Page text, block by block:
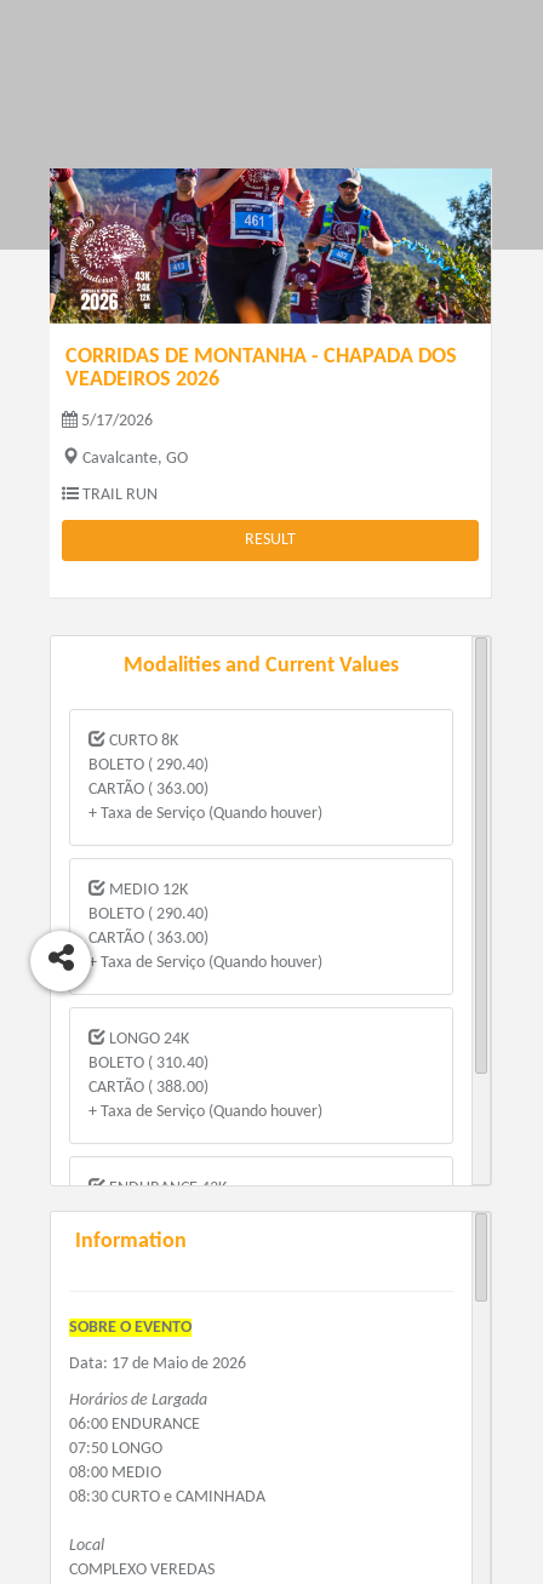
CORRIDAS DE MONTANHA - CHAPADA DOS
VEADEIROS 2026
5/17/2026
Cavalcante, GO
TRAIL RUN
RESULT
Modalities and Current Values
CURTO 8K
BOLETO ( 290.40)
CARTÃO ( 363.00)
+ Taxa de Serviço (Quando houver)
MEDIO 12K
BOLETO ( 290.40)
CARTÃO ( 363.00)
+ Taxa de Serviço (Quando houver)
LONGO 24K
BOLETO ( 310.40)
CARTÃO ( 388.00)
+ Taxa de Serviço (Quando houver)
ENDURANCE 43K
BOLETO ( 350.40)
CARTÃO ( 438.00)
Information
SOBRE O EVENTO
Data: 17 de Maio de 2026
Horários de Largada
06:00 ENDURANCE
07:50 LONGO
08:00 MEDIO
08:30 CURTO e CAMINHADA
Local
COMPLEXO VEREDAS